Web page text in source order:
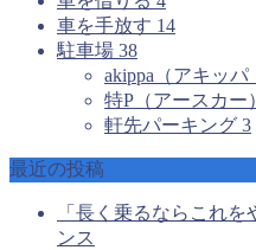
車を手放す 14
駐車場 38
akippa（アキッパ
特P（アースカー
軒先パーキング 3
最近の投稿
「長く乗るならこれ
ンス